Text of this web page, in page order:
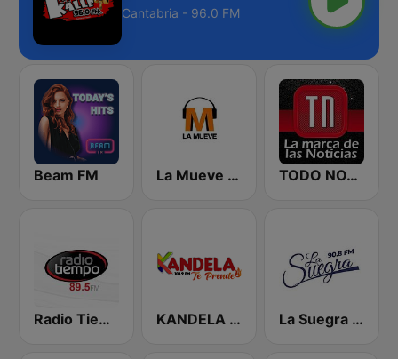
Cantabria - 96.0 FM
Beam FM La Mueve FM TODO NOTICIAS RADIO
Radio Tiempo Cali KANDELA Te Prende La Suegra FM